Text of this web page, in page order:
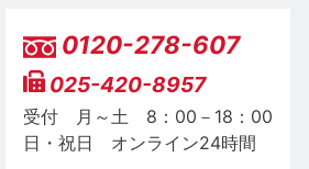
0120-278-607
025-420-8957
受付 月～土 8：00－18：00
日・祝日 オンライン24時間